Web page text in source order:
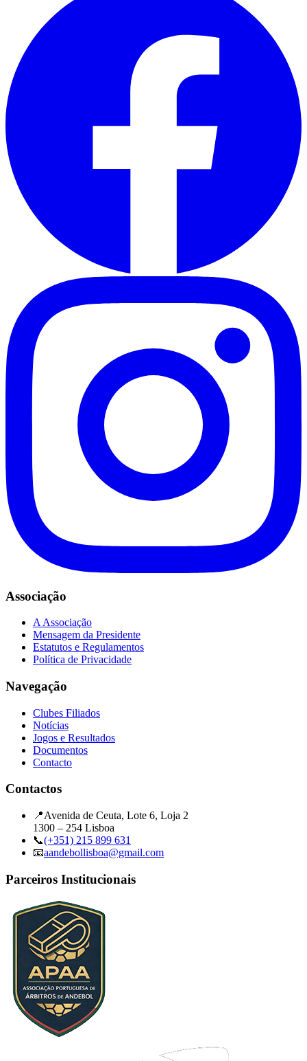
Associação
A Associação
Mensagem da Presidente
Estatutos e Regulamentos
Política de Privacidade
Navegação
Clubes Filiados
Notícias
Jogos e Resultados
Documentos
Contacto
Contactos
📍Avenida de Ceuta, Lote 6, Loja 2
1300 – 254 Lisboa
📞(+351) 215 899 631
📧aandebollisboa@gmail.com
Parceiros Institucionais